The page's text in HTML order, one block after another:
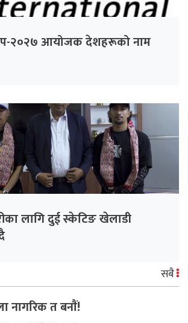
२०२७ आयोजक देशहरूको नाम
लागि दुई स्केटिङ खेलाडी
सबै
नागरिक त बनाैं!